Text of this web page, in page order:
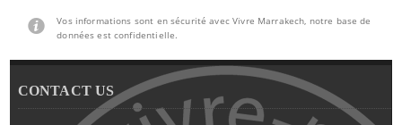
Vos informations sont en sécurité avec Vivre Marrakech, notre base de
données est confidentielle.
CONTACT US